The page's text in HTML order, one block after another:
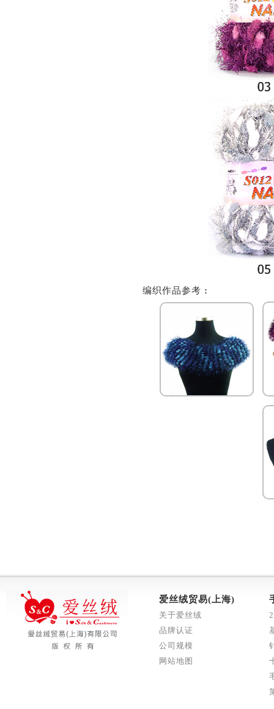
编织作品参考 :
爱丝绒贸易(上海)
关于爱丝绒
品牌认证
公司规模
网站地图